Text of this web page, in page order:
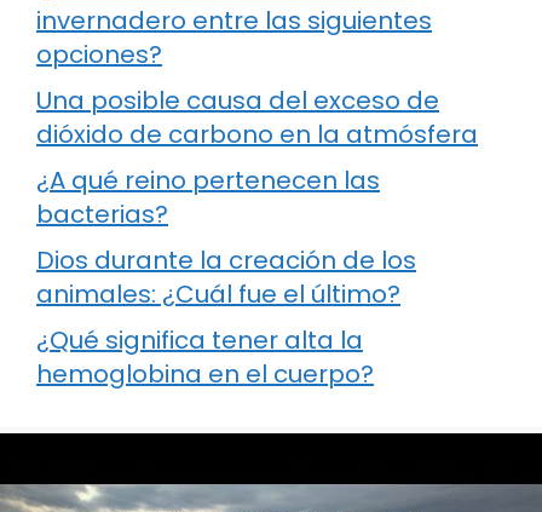
invernadero entre las siguientes
opciones?
Una posible causa del exceso de
dióxido de carbono en la atmósfera
¿A qué reino pertenecen las
bacterias?
Dios durante la creación de los
animales: ¿Cuál fue el último?
¿Qué significa tener alta la
hemoglobina en el cuerpo?